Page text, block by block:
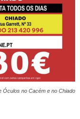
Óculos no Cacém e no Chiado